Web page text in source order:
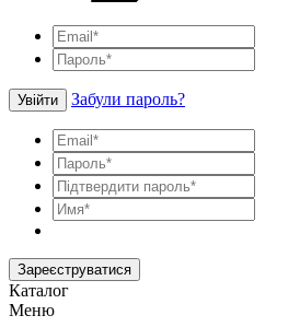
Увійти Забули пароль?
Зареєструватися
Каталог
Меню